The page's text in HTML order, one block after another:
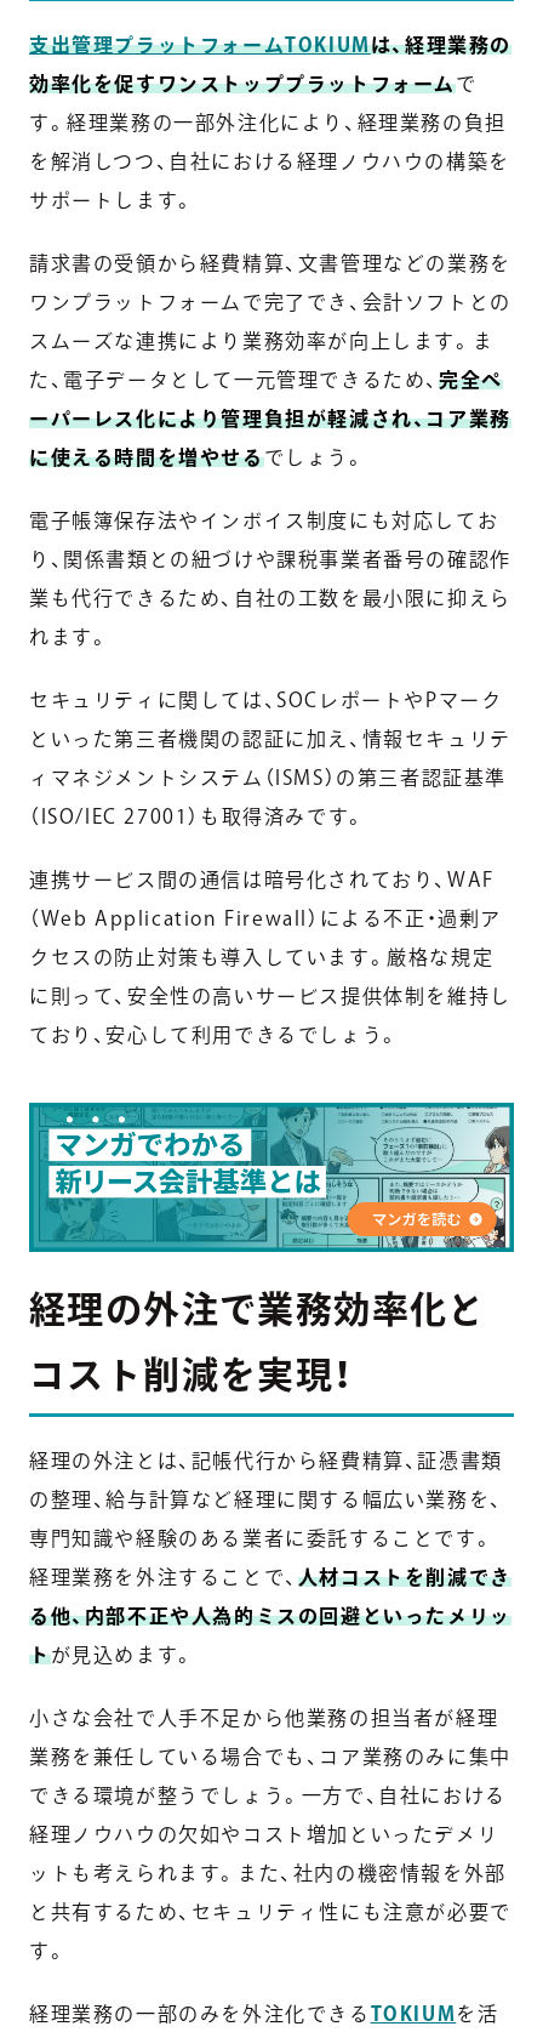
支出管理プラットフォームTOKIUMは、経理業務の
効率化を促すワンストッププラットフォームで
す。経理業務の一部外注化により、経理業務の負担
を解消しつつ、自社における経理ノウハウの構築を
サポートします。
請求書の受領から経費精算、文書管理などの業務を
ワンプラットフォームで完了でき、会計ソフトとの
スムーズな連携により業務効率が向上します。ま
た、電子データとして一元管理できるため、 完全ペ
ーパーレス化により管理負担が軽減され、コア業務
に使える時間を増やせるでしょう。
電子帳簿保存法やインボイス制度にも対応してお
り、関係書類との紐づけや課税事業者番号の確認作
業も代行できるため、自社の工数を最小限に抑えら
れます。
セキュリティに関しては、SOCレポートやPマーク
といった第三者機関の認証に加え、情報セキュリテ
ィマネジメントシステム（ISMS）の第三者認証基準
（ISO/IEC 27001）も取得済みです。
連携サービス間の通信は暗号化されており、WAF
（Web Application Firewall）による不正・過剰ア
クセスの防止対策も導入しています。厳格な規定
に則って、安全性の高いサービス提供体制を維持し
ており、安心して利用できるでしょう。
経理の外注で業務効率化と
コスト削減を実現！
経理の外注とは、記帳代行から経費精算、証憑書類
の整理、給与計算など経理に関する幅広い業務を、
専門知識や経験のある業者に委託することです。
経理業務を外注することで、 人材コストを削減でき
る他、内部不正や人為的ミスの回避といったメリッ
トが見込めます。
小さな会社で人手不足から他業務の担当者が経理
業務を兼任している場合でも、コア業務のみに集中
できる環境が整うでしょう。一方で、自社における
経理ノウハウの欠如やコスト増加といったデメリ
ットも考えられます。また、社内の機密情報を外部
と共有するため、セキュリティ性にも注意が必要で
す。
経理業務の一部のみを外注化できる TOKIUM を活